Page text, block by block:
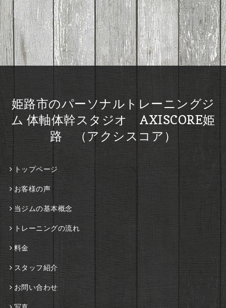
姫路市のパーソナルトレーニングジ
ム 体軸体幹スタジオ AXISCORE姫
路 （アクシスコア）
トップページ
お客様の声
当ジムの基本概念
トレーニングの流れ
料金
スタッフ紹介
お問い合わせ